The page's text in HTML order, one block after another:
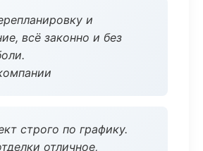
и
всё законно и без
строго по графику.
отличное,